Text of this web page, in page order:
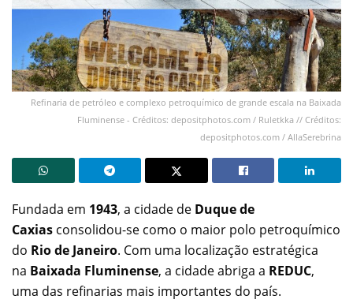
Refinaria de petróleo e complexo petroquímico de grande escala na Baixada
Fluminense - Créditos: depositphotos.com / Ruletkka // Créditos:
depositphotos.com / AllaSerebrina
Fundada em 1943, a cidade de Duque de
Caxias consolidou-se como o maior polo petroquímico
do Rio de Janeiro. Com uma localização estratégica
na Baixada Fluminense, a cidade abriga a REDUC,
uma das refinarias mais importantes do país.